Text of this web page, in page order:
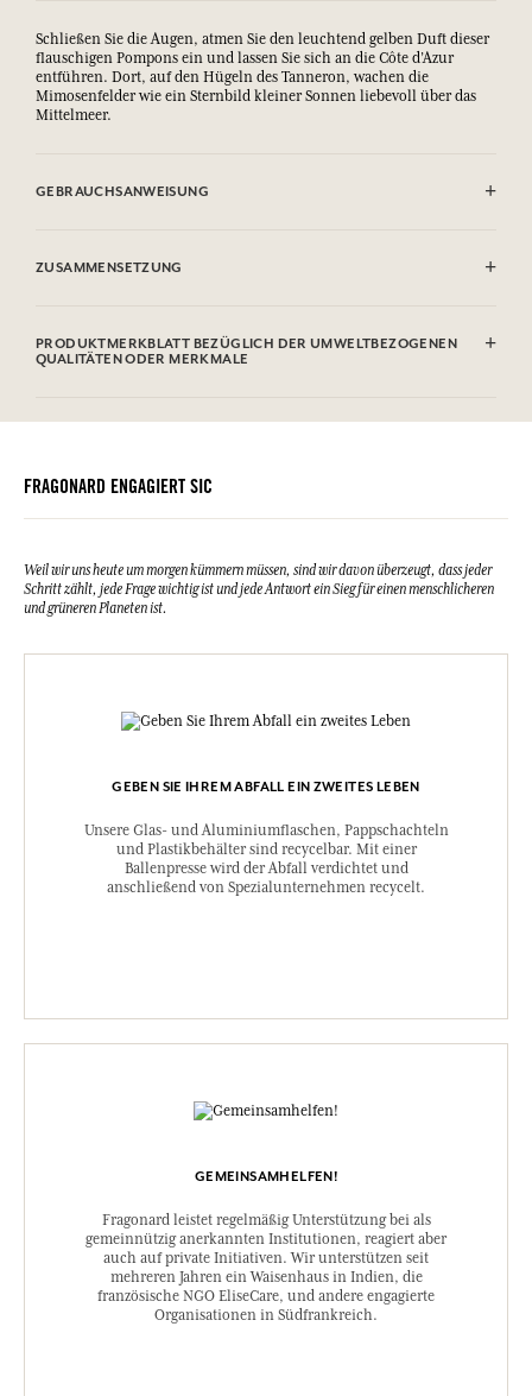
Schließen Sie die Augen, atmen Sie den leuchtend gelben Duft dieser
flauschigen Pompons ein und lassen Sie sich an die Côte d’Azur
entführen. Dort, auf den Hügeln des Tanneron, wachen die
Mimosenfelder wie ein Sternbild kleiner Sonnen liebevoll über das
Mittelmeer.
GEBRAUCHSANWEISUNG
eintauchen. Die Stäbchen werden das Parfum absorbieren und es
Flüssigkeiten und Dämpfe leicht entzündbar.
Verursacht schwere Augenreizung.
bereithalten. Von Hitze/Funken/offener Flamme/heißen Oberflächen
UFI:MTU8-V0Y9-K00M-KXCF
Notfallnummer (+33) 01.45.42.59.59.
ZUSAMMENSETZUNG
Amyl Cinnamal
Diese Liste kann Änderungen unterzogen werden, bitte sehen Sie die
PRODUKTMERKBLATT BEZÜGLICH DER UMWELTBEZOGENEN
QUALITÄTEN ODER MERKMALE
Bitte konsultieren Sie die Umweltqualitäten oder -merkmale, indem
FRAGONARD ENGAGIERT SIC
Weil wir uns heute um morgen kümmern müssen, sind wir davon überzeugt, dass jeder
Schritt zählt, jede Frage wichtig ist und jede Antwort ein Sieg für einen menschlicheren
und grüneren Planeten ist.
GEBEN SIE IHREM ABFALL EIN ZWEITES LEBEN
Unsere Glas- und Aluminiumflaschen, Pappschachteln
und Plastikbehälter sind recycelbar. Mit einer
Ballenpresse wird der Abfall verdichtet und
anschließend von Spezialunternehmen recycelt.
GEMEINSAMHELFEN!
Fragonard leistet regelmäßig Unterstützung bei als
gemeinnützig anerkannten Institutionen, reagiert aber
auch auf private Initiativen. Wir unterstützen seit
mehreren Jahren ein Waisenhaus in Indien, die
französische NGO EliseCare, und andere engagierte
Organisationen in Südfrankreich.